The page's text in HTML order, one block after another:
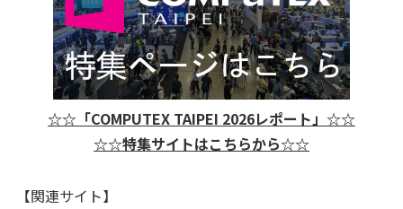
☆☆「COMPUTEX TAIPEI 2026レポート」☆☆
☆☆特集サイトはこちらから☆☆
【関連サイト】